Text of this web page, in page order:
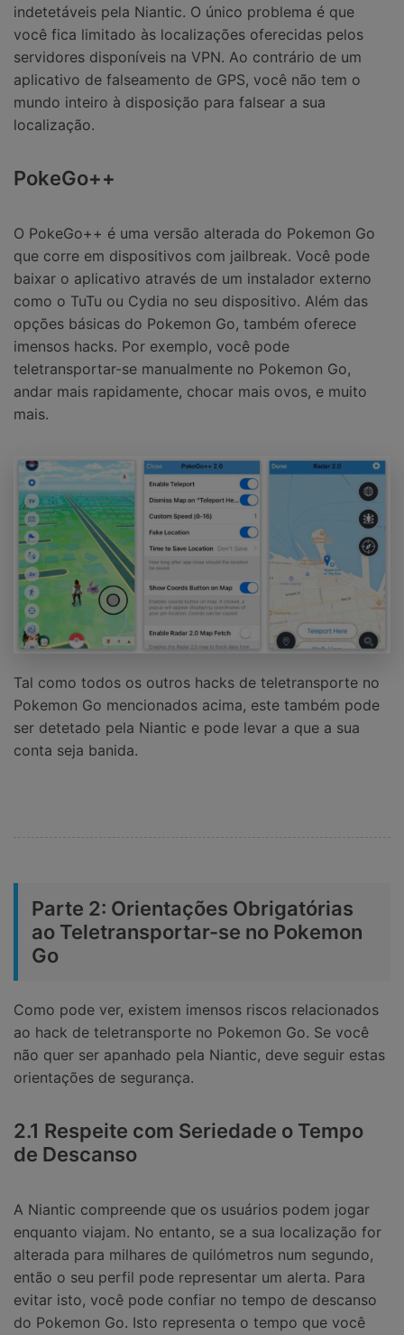
indetetáveis pela Niantic. O único problema é que
você fica limitado às localizações oferecidas pelos
servidores disponíveis na VPN. Ao contrário de um
aplicativo de falseamento de GPS, você não tem o
mundo inteiro à disposição para falsear a sua
localização.
PokeGo++
O PokeGo++ é uma versão alterada do Pokemon Go
que corre em dispositivos com jailbreak. Você pode
baixar o aplicativo através de um instalador externo
como o TuTu ou Cydia no seu dispositivo. Além das
opções básicas do Pokemon Go, também oferece
imensos hacks. Por exemplo, você pode
teletransportar-se manualmente no Pokemon Go,
andar mais rapidamente, chocar mais ovos, e muito
mais.
Tal como todos os outros hacks de teletransporte no
Pokemon Go mencionados acima, este também pode
ser detetado pela Niantic e pode levar a que a sua
conta seja banida.
Parte 2: Orientações Obrigatórias
ao Teletransportar-se no Pokemon
Go
Como pode ver, existem imensos riscos relacionados
ao hack de teletransporte no Pokemon Go. Se você
não quer ser apanhado pela Niantic, deve seguir estas
orientações de segurança.
2.1 Respeite com Seriedade o Tempo
de Descanso
A Niantic compreende que os usuários podem jogar
enquanto viajam. No entanto, se a sua localização for
alterada para milhares de quilómetros num segundo,
então o seu perfil pode representar um alerta. Para
evitar isto, você pode confiar no tempo de descanso
do Pokemon Go. Isto representa o tempo que você